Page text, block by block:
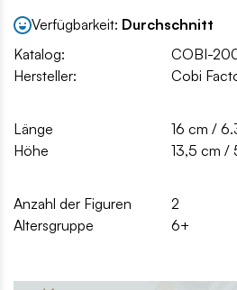
Verfügbarkeit: Durchschnitt
Katalog:
COBI-
Hersteller:
Cobi
Länge
16 cm /
Höhe
13,5 cm /
Anzahl der Figuren
2
Altersgruppe
6+